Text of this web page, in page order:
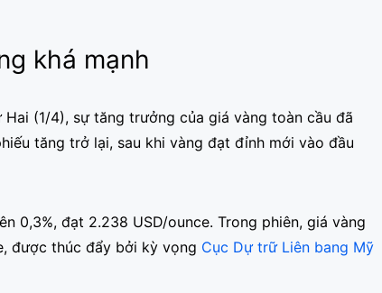
khá mạnh
(1/4), sự tăng trưởng của giá vàng toàn cầu đã
tăng trở lại, sau khi vàng đạt đỉnh mới vào đầu
0,3%, đạt 2.238 USD/ounce. Trong phiên, giá vàng
được thúc đẩy bởi kỳ vọng Cục Dự trữ Liên bang Mỹ